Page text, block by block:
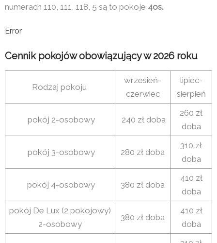
numerach 110, 111, 118, 5 są to pokoje 4os.
Error
Cennik pokojów obowiązujący w 2026 roku
Rodzaj pokoju
wrzesień-
czerwiec
lipiec-
sierpień
pokój 2-osobowy 240 zł doba
260 zł
doba
pokój 3-osobowy 280 zł doba
310 zł
doba
pokój 4-osobowy 380 zł doba
410 zł
doba
pokój De Lux (2 pokojowy)
2-osobowy
380 zł doba
410 zł
doba